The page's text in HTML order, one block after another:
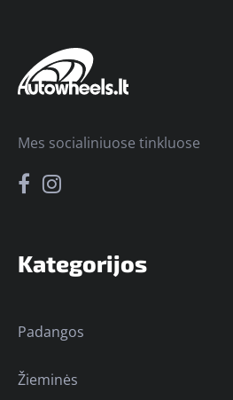
Kategorijos
Padangos
Žieminės
Mes socialiniuose tinkluose